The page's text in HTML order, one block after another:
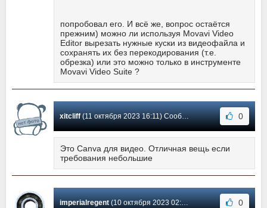
попробовал его. И всё же, вопрос остаётся
прежним) можно ли используя Movavi Video
Editor вырезать нужные куски из видеофайла и
сохранять их без перекодирования (т.е.
обрезка) или это можно только в инструменте
Movavi Video Suite ?
xitcliff(11 октября 2023 16:11) Сообщение #569 0
Это Canva для видео. Отличная вещь если
требования небольшие
imperialregent(10 октября 2023 02:00) Сообщение #568 0